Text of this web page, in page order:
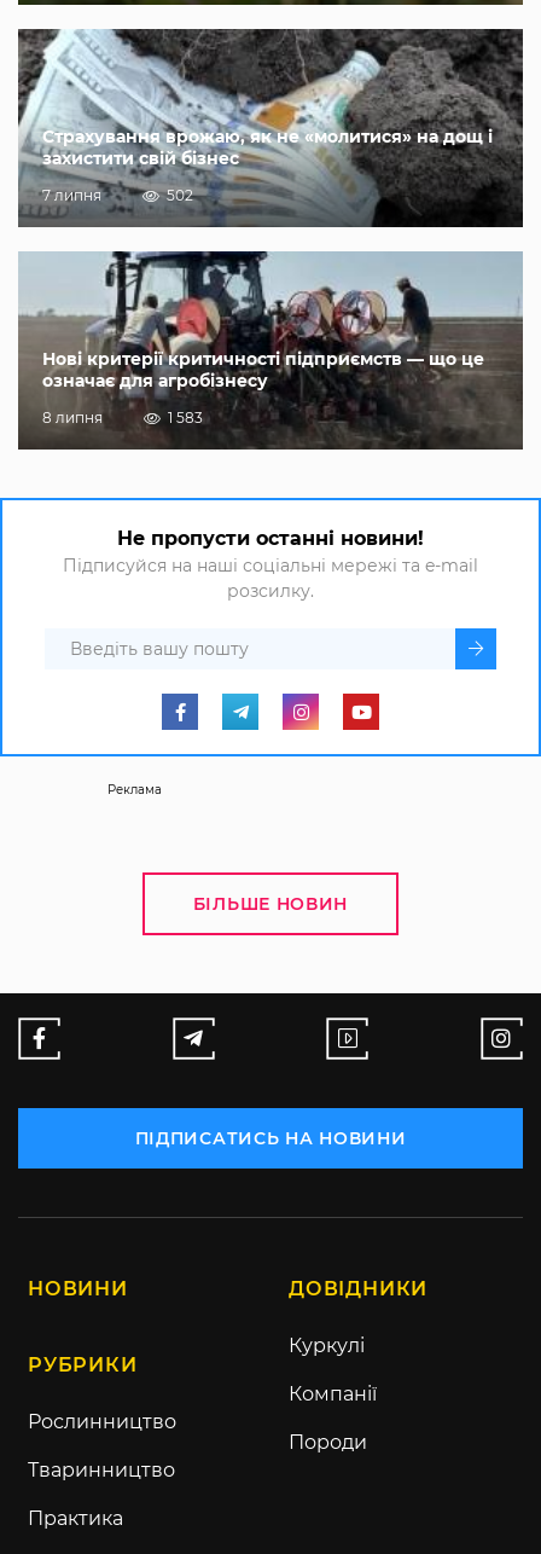
Страхування врожаю, як не «молитися» на дощ і
захистити свій бізнес
7 липня 502
Нові критерії критичності підприємств — що це
означає для агробізнесу
8 липня 1 583
Не пропусти останні новини!
Підписуйся на наші соціальні мережі та e-mail
розсилку.
Реклама
БІЛЬШЕ НОВИН
ПІДПИСАТИСЬ НА НОВИНИ
НОВИНИ
РУБРИКИ
Рослинництво
Тваринництво
Практика
ДОВІДНИКИ
Куркулі
Компанії
Породи